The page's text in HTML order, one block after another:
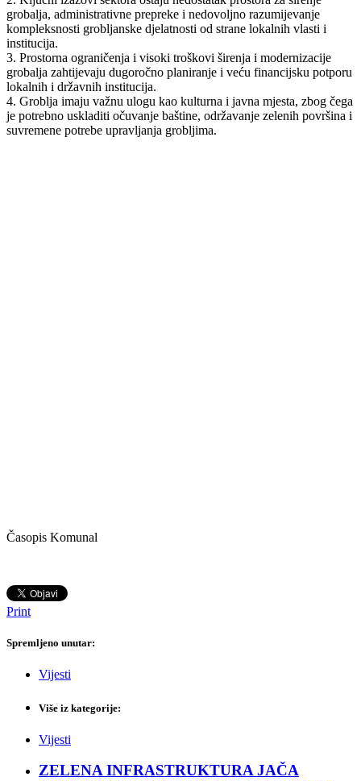
grobalja, administrativne prepreke i nedovoljno razumijevanje
kompleksnosti grobljanske djelatnosti od strane lokalnih vlasti i
institucija.
3. Prostorna ograničenja i visoki troškovi širenja i modernizacije
grobalja zahtijevaju dugoročno planiranje i veću financijsku potporu
lokalnih i državnih institucija.
4. Groblja imaju važnu ulogu kao kulturna i javna mjesta, zbog čega
je potrebno uskladiti očuvanje baštine, održavanje zelenih površina i
suvremene potrebe upravljanja grobljima.
Časopis Komunal
Print
Spremljeno unutar:
Vijesti
Više iz kategorije:
Vijesti
ZELENA INFRASTRUKTURA JAČA